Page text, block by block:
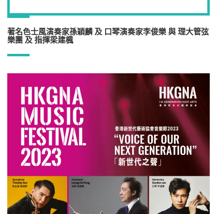
著名色士風演奏家孫穎麟 及 口琴演奏家李俊樂 與 理大管弦
樂團 及 指揮梁建楓